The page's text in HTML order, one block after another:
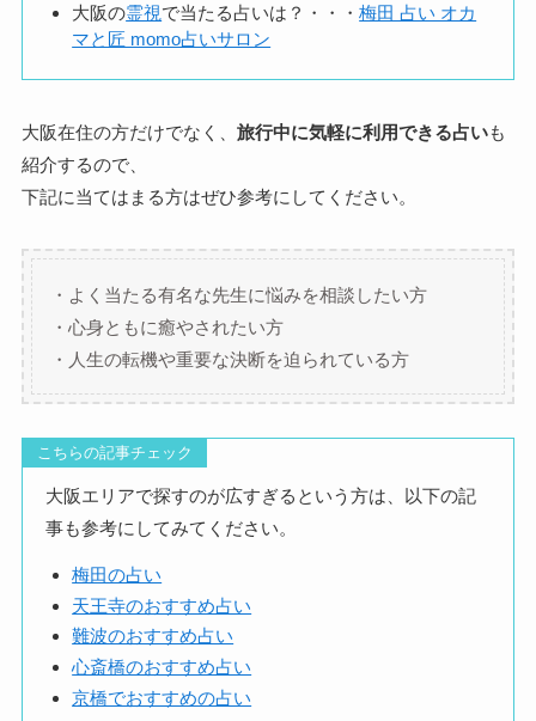
大阪の霊視で当たる占いは？・・・梅田 占い オカ
マと匠 momo占いサロン
大阪在住の方だけでなく、 旅行中に気軽に利用できる占いも
紹介するので、
下記に当てはまる方はぜひ参考にしてください。
・よく当たる有名な先生に悩みを相談したい方
・心身ともに癒やされたい方
・人生の転機や重要な決断を迫られている方
こちらの記事チェック
大阪エリアで探すのが広すぎるという方は、以下の記
事も参考にしてみてください。
梅田の占い
天王寺のおすすめ占い
難波のおすすめ占い
心斎橋のおすすめ占い
京橋でおすすめの占い